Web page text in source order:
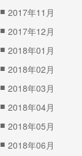
■ 2017年11月
■ 2017年12月
■ 2018年01月
■ 2018年02月
■ 2018年03月
■ 2018年04月
■ 2018年05月
■ 2018年06月